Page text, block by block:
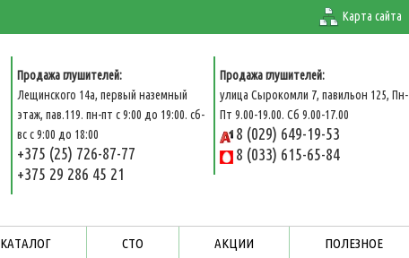
Карта сайта
Продажа глушителей:
Лещинского 14а, первый наземный
этаж, пав.119. пн-пт с 9:00 до 19:00. сб-
вс с 9:00 до 18:00
+375 (25) 726-87-77
+375 29 286 45 21
Продажа глушителей:
улица Сырокомли 7, павильон 125, Пн-
Пт 9.00-19.00. Сб 9.00-17.00
8 (029) 649-19-53
8 (033) 615-65-84
КАТАЛОГ СТО АКЦИИ ПОЛЕЗНОЕ